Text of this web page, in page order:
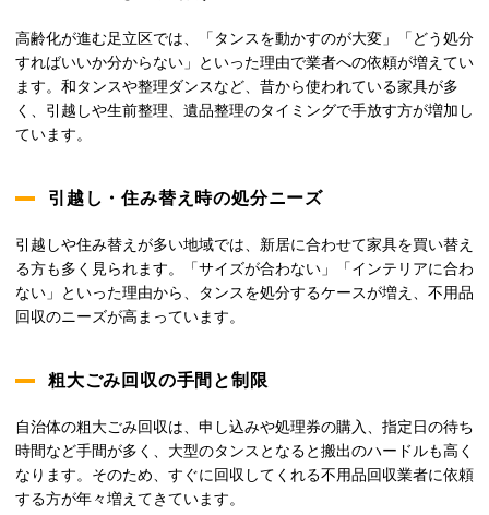
高齢化が進む足立区では、「タンスを動かすのが大変」「どう処分
すればいいか分からない」といった理由で業者への依頼が増えてい
ます。和タンスや整理ダンスなど、昔から使われている家具が多
く、引越しや生前整理、遺品整理のタイミングで手放す方が増加し
ています。
引越し・住み替え時の処分ニーズ
引越しや住み替えが多い地域では、新居に合わせて家具を買い替え
る方も多く見られます。「サイズが合わない」「インテリアに合わ
ない」といった理由から、タンスを処分するケースが増え、不用品
回収のニーズが高まっています。
粗大ごみ回収の手間と制限
自治体の粗大ごみ回収は、申し込みや処理券の購入、指定日の待ち
時間など手間が多く、大型のタンスとなると搬出のハードルも高く
なります。そのため、すぐに回収してくれる不用品回収業者に依頼
する方が年々増えてきています。